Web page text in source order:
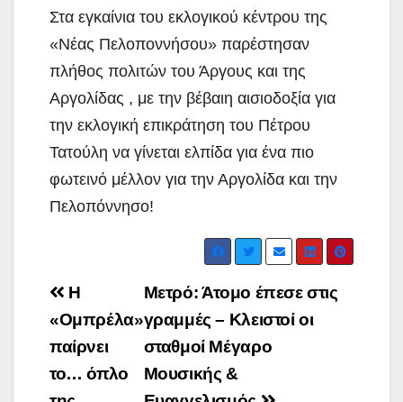
Στα εγκαίνια του εκλογικού κέντρου της
«Νέας Πελοποννήσου» παρέστησαν
πλήθος πολιτών του Άργους και της
Αργολίδας , με την βέβαιη αισιοδοξία για
την εκλογική επικράτηση του Πέτρου
Τατούλη να γίνεται ελπίδα για ένα πιο
φωτεινό μέλλον για την Αργολίδα και την
Πελοπόννησο!
Post
navigation
Μετρό: Άτομο έπεσε στις
γραμμές – Κλειστοί οι
σταθμοί Μέγαρο
Μουσικής &
Η
«Ομπρέλα»
παίρνει
το… όπλο